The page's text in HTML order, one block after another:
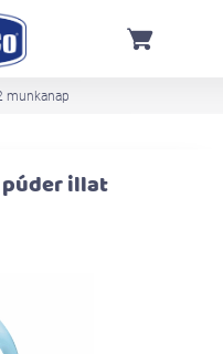
munkanap
illat